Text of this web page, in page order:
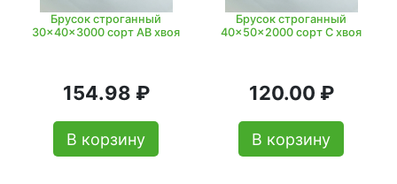
Брусок строганный
30x40x3000 сорт АВ хвоя
154.98 ₽
В корзину
Брусок строганный
40x50x2000 сорт C хвоя
120.00 ₽
В корзину